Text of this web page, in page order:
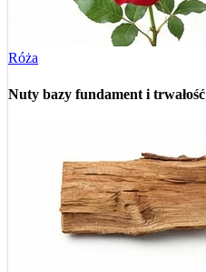
Róża
Nuty bazy fundament i trwałość